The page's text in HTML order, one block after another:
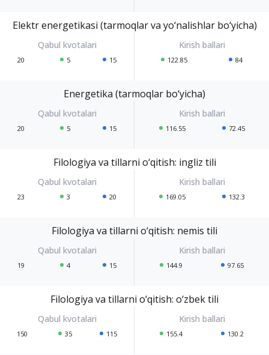
Elektr energetikasi (tarmoqlar va yo‘nalishlar bo‘yicha)
20 5 15 122.85 84
Energetika (tarmoqlar bo‘yicha)
20 5 15 116.55 72.45
Filologiya va tillarni o‘qitish: ingliz tili
23 3 20 169.05 132.3
Filologiya va tillarni o‘qitish: nemis tili
19 4 15 144.9 97.65
Filologiya va tillarni o‘qitish: o‘zbek tili
150 35 115 155.4 130.2